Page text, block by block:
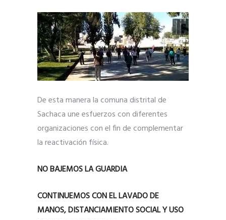
De esta manera la comuna distrital de
Sachaca une esfuerzos con diferentes
organizaciones con el fin de complementar
la reactivación física.
NO BAJEMOS LA GUARDIA
CONTINUEMOS CON EL LAVADO DE
MANOS, DISTANCIAMIENTO SOCIAL Y USO